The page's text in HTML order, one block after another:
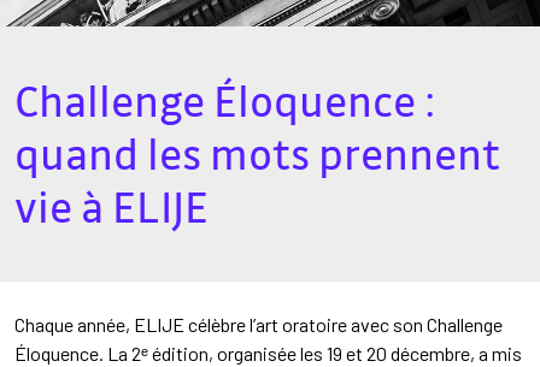
Challenge Éloquence :
quand les mots prennent
vie à ELIJE
Chaque année, ELIJE célèbre l’art oratoire avec son Challenge
Éloquence. La 2ᵉ édition, organisée les 19 et 20 décembre, a mis